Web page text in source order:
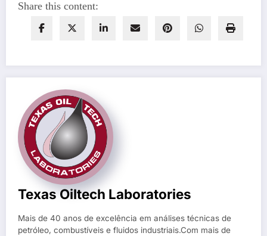
Share this content:
Texas Oiltech Laboratories
Mais de 40 anos de excelência em análises técnicas de
petróleo, combustíveis e fluidos industriais.Com mais de